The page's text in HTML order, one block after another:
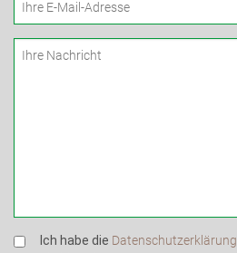
Ich habe die Datenschutzerklärung